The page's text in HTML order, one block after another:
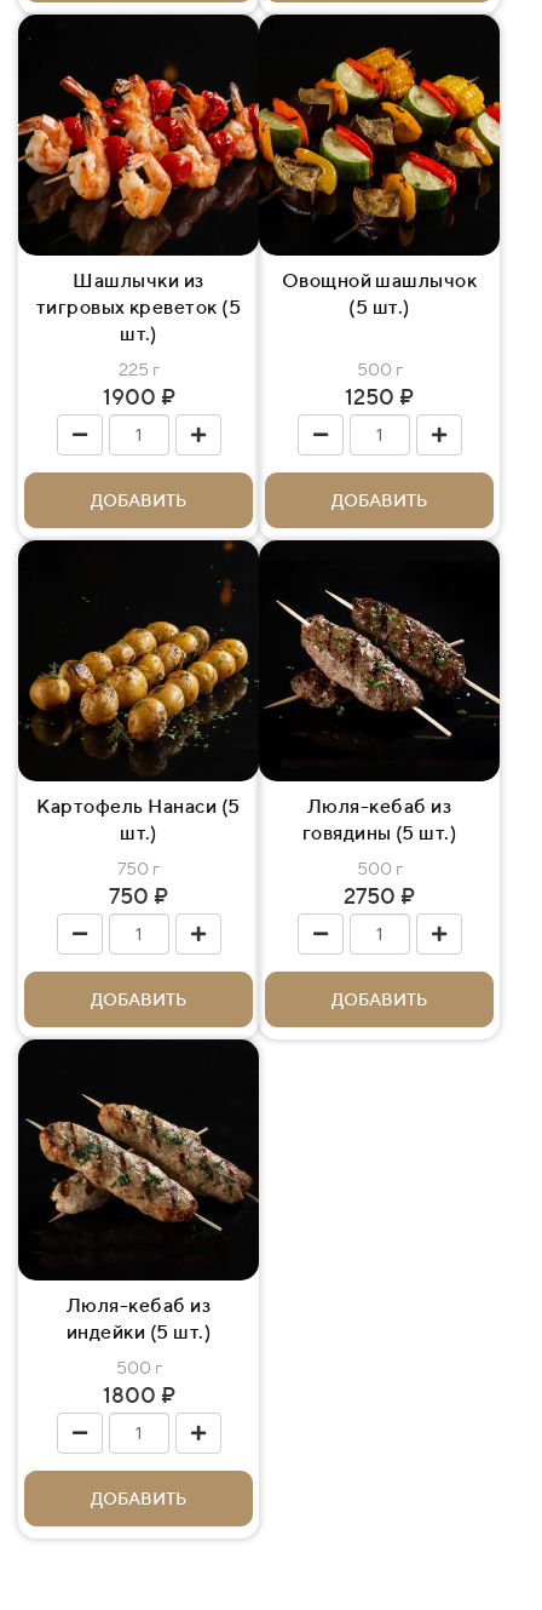
Шашлычки из
тигровых креветок (5
шт.)
225 г
1900 ₽
ДОБАВИТЬ
Овощной шашлычок
(5 шт.)
500 г
1250 ₽
ДОБАВИТЬ
Картофель Нанаси (5
шт.)
750 г
750 ₽
ДОБАВИТЬ
Люля-кебаб из
говядины (5 шт.)
500 г
2750 ₽
ДОБАВИТЬ
Люля-кебаб из
индейки (5 шт.)
500 г
1800 ₽
ДОБАВИТЬ